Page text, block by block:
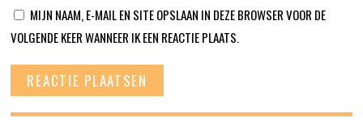
MIJN NAAM, E-MAIL EN SITE OPSLAAN IN DEZE BROWSER VOOR DE
VOLGENDE KEER WANNEER IK EEN REACTIE PLAATS.